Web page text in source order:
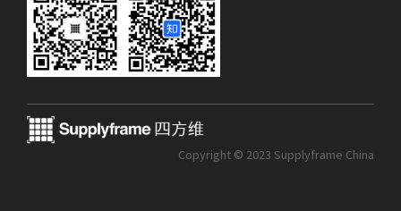
Copyright © 2023 Supplyframe China